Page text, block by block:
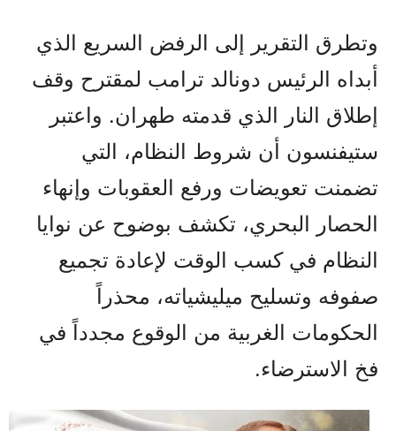
وتطرق التقرير إلى الرفض السريع الذي
أبداه الرئيس دونالد ترامب لمقترح وقف
إطلاق النار الذي قدمته طهران. واعتبر
ستيفنسون أن شروط النظام، التي
تضمنت تعويضات ورفع العقوبات وإنهاء
الحصار البحري، تكشف بوضوح عن نوايا
النظام في كسب الوقت لإعادة تجميع
صفوفه وتسليح ميليشياته، محذراً
الحكومات الغربية من الوقوع مجدداً في
فخ الاسترضاء.